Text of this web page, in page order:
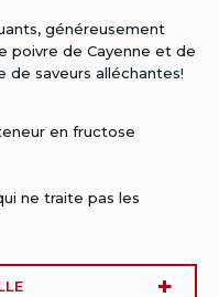
généreusement
poivre de Cayenne et de
de saveurs alléchantes!
en fructose
ne traite pas les